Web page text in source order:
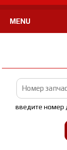
MENU
введите номер